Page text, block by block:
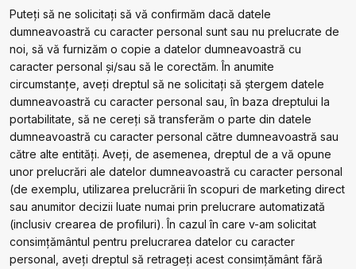
Puteți să ne solicitați să vă confirmăm dacă datele
dumneavoastră cu caracter personal sunt sau nu prelucrate de
noi, să vă furnizăm o copie a datelor dumneavoastră cu
caracter personal și/sau să le corectăm. În anumite
circumstanțe, aveți dreptul să ne solicitați să ștergem datele
dumneavoastră cu caracter personal sau, în baza dreptului la
portabilitate, să ne cereți să transferăm o parte din datele
dumneavoastră cu caracter personal către dumneavoastră sau
către alte entități. Aveți, de asemenea, dreptul de a vă opune
unor prelucrări ale datelor dumneavoastră cu caracter personal
(de exemplu, utilizarea prelucrării în scopuri de marketing direct
sau anumitor decizii luate numai prin prelucrare automatizată
(inclusiv crearea de profiluri). În cazul în care v-am solicitat
consimțământul pentru prelucrarea datelor cu caracter
personal, aveți dreptul să retrageți acest consimțământ fără